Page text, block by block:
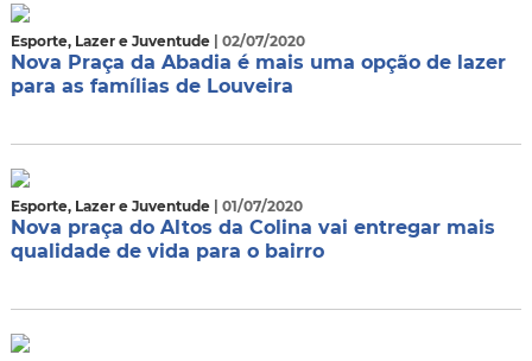
Esporte, Lazer e Juventude | 02/07/2020
Nova Praça da Abadia é mais uma opção de lazer
para as famílias de Louveira
Esporte, Lazer e Juventude | 01/07/2020
Nova praça do Altos da Colina vai entregar mais
qualidade de vida para o bairro